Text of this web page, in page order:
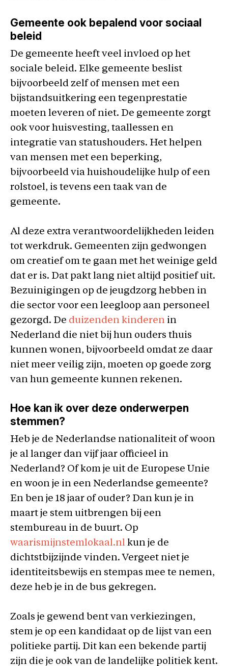
Gemeente ook bepalend voor sociaal
beleid
De gemeente heeft veel invloed op het
sociale beleid. Elke gemeente beslist
bijvoorbeeld zelf of mensen met een
bijstandsuitkering een tegenprestatie
moeten leveren of niet. De gemeente zorgt
ook voor huisvesting, taallessen en
integratie van statushouders. Het helpen
van mensen met een beperking,
bijvoorbeeld via huishoudelijke hulp of een
rolstoel, is tevens een taak van de
gemeente.
Al deze extra verantwoordelijkheden leiden
tot werkdruk. Gemeenten zijn gedwongen
om creatief om te gaan met het weinige geld
dat er is. Dat pakt lang niet altijd positief uit.
Bezuinigingen op de jeugdzorg hebben in
die sector voor een leegloop aan personeel
gezorgd. De duizenden kinderen in
Nederland die niet bij hun ouders thuis
kunnen wonen, bijvoorbeeld omdat ze daar
niet meer veilig zijn, moeten op goede zorg
van hun gemeente kunnen rekenen.
Hoe kan ik over deze onderwerpen
stemmen?
Heb je de Nederlandse nationaliteit of woon
je al langer dan vijf jaar officieel in
Nederland? Of kom je uit de Europese Unie
en woon je in een Nederlandse gemeente?
En ben je 18 jaar of ouder? Dan kun je in
maart je stem uitbrengen bij een
stembureau in de buurt. Op
waarismijnstemlokaal.nl kun je de
dichtstbijzijnde vinden. Vergeet niet je
identiteitsbewijs en stempas mee te nemen,
deze heb je in de bus gekregen.
Zoals je gewend bent van verkiezingen,
stem je op een kandidaat op de lijst van een
politieke partij. Dit kan een bekende partij
zijn die je ook van de landelijke politiek kent.